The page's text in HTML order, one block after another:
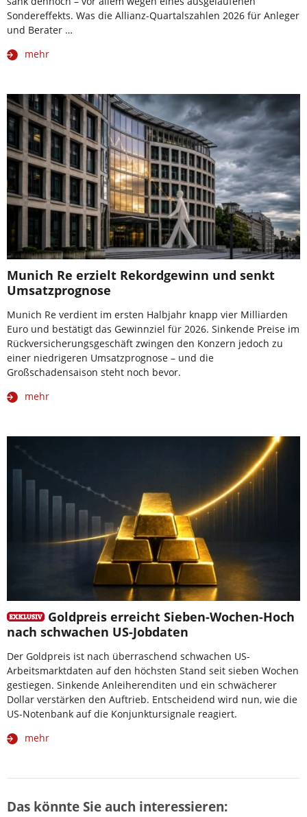
Sondereffekts. Was die Allianz-Quartalszahlen 2026 für Anleger
und Berater …
mehr
Munich Re erzielt Rekordgewinn und senkt
Umsatzprognose
Munich Re verdient im ersten Halbjahr knapp vier Milliarden
Euro und bestätigt das Gewinnziel für 2026. Sinkende Preise im
Rückversicherungsgeschäft zwingen den Konzern jedoch zu
einer niedrigeren Umsatzprognose – und die
Großschadensaison steht noch bevor.
mehr
Goldpreis erreicht Sieben-Wochen-Hoch
nach schwachen US-Jobdaten
Der Goldpreis ist nach überraschend schwachen US-
Arbeitsmarktdaten auf den höchsten Stand seit sieben Wochen
gestiegen. Sinkende Anleiherenditen und ein schwächerer
Dollar verstärken den Auftrieb. Entscheidend wird nun, wie die
US-Notenbank auf die Konjunktursignale reagiert.
mehr
Das könnte Sie auch interessieren: